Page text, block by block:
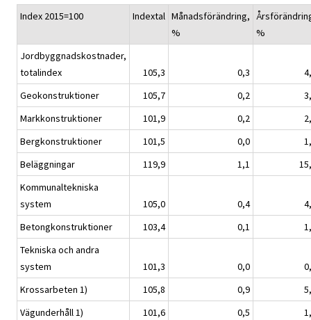
Index 2015=100 Indextal Månadsförändring,
%
%
Jordbyggnadskostnader,
totalindex
105,3 0,3
Geokonstruktioner
105,7 0,2
Markkonstruktioner
101,9 0,2
Bergkonstruktioner
101,5 0,0
Beläggningar
119,9 1,1
Kommunaltekniska
system
105,0 0,4
Betongkonstruktioner
103,4 0,1
Tekniska och andra
system
101,3 0,0
Krossarbeten 1)
105,8 0,9
Vägunderhåll 1)
101,6 0,5